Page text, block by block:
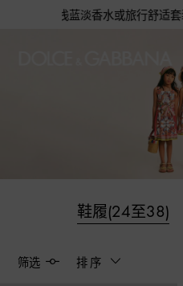
获得浅蓝淡香水或旅行舒适套
鞋履(24至38)
筛选 排序